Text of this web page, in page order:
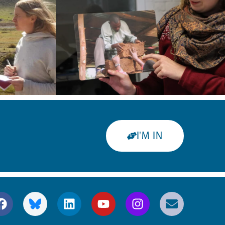
I'M IN